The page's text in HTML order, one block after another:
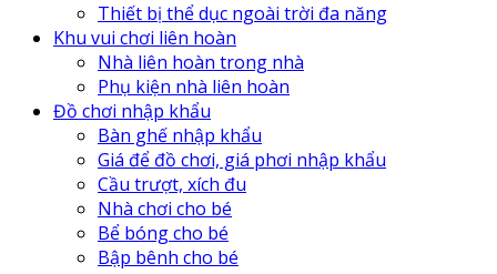
Thiết bị thể dục ngoài trời đa năng
Khu vui chơi liên hoàn
Nhà liên hoàn trong nhà
Phụ kiện nhà liên hoàn
Đồ chơi nhập khẩu
Bàn ghế nhập khẩu
Giá để đồ chơi, giá phơi nhập khẩu
Cầu trượt, xích đu
Nhà chơi cho bé
Bể bóng cho bé
Bập bênh cho bé